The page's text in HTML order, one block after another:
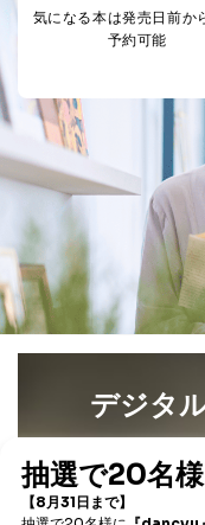
提供先：出
店など商品
販売店など
４．開示対象個人
いて
当社は、本人から
の通知を求められ
す。ただし、以
利用目的の通知を
は、本人に遅滞無
説明させていただ
①利用目的を本人
本人又は第三者の
害するおそれがあ
当該事業者の権利
することに対して
用目的を本人に通
事務の遂行に支障
気になる本は発売日前か
予約可能
デジタ
書籍